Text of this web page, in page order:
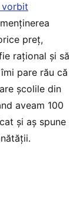
vorbit
preț,
rațional și să
pare rău că
școlile din
aveam 100
și aș spune